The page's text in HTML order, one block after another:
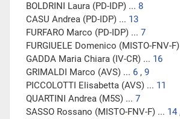
BOLDRINI Laura (PD-IDP) ... 8
CASU Andrea (PD-IDP) ... 13
FURFARO Marco (PD-IDP) ... 7
FURGIUELE Domenico (MISTO-FNV-
GADDA Maria Chiara (IV-CR) ... 16
GRIMALDI Marco (AVS) ... 6 , 9
PICCOLOTTI Elisabetta (AVS) ... 11
QUARTINI Andrea (M5S) ... 7
SASSO Rossano (MISTO-FNV-F) ... 14